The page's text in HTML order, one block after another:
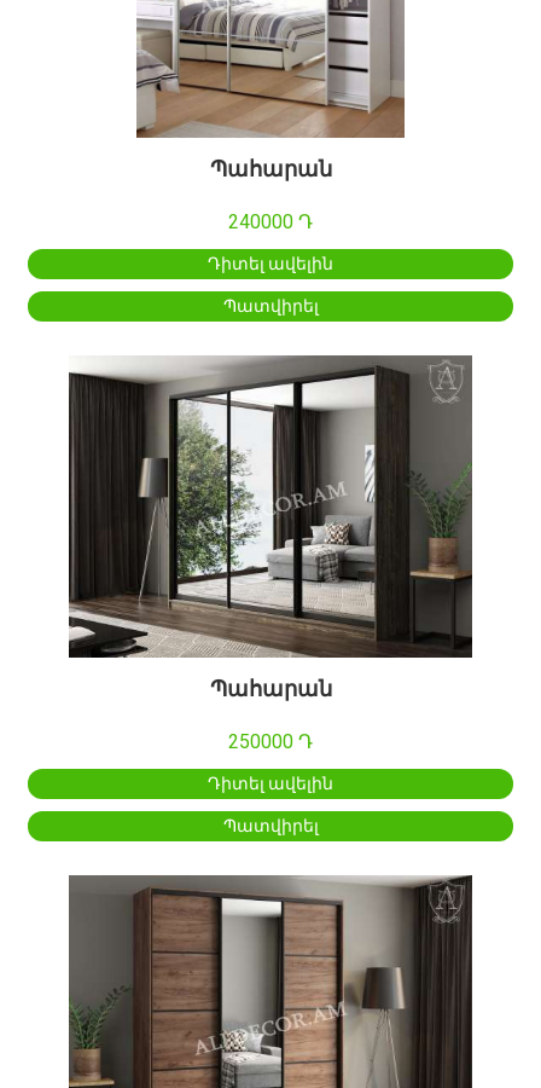
Պահարան
240000 Դ
Դիտել ավելին
Պատվիրել
Պահարան
250000 Դ
Դիտել ավելին
Պատվիրել